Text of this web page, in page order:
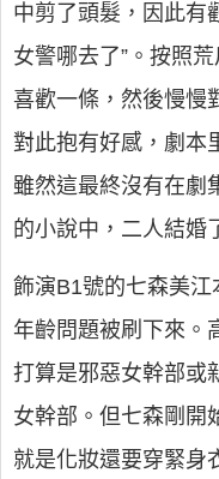
中剪了頭髮，因此有
女警哪去了”。按照
喜歡一條，然後慢慢
對此抱有好感，劇本
雖然這最終沒有在劇
的小說中，二人結婚
飾演B1號的七森美江
年齡問題被刷下來。
打算是邪惡女幹部或
女幹部。但七森剛開
就是化妝還要穿緊身